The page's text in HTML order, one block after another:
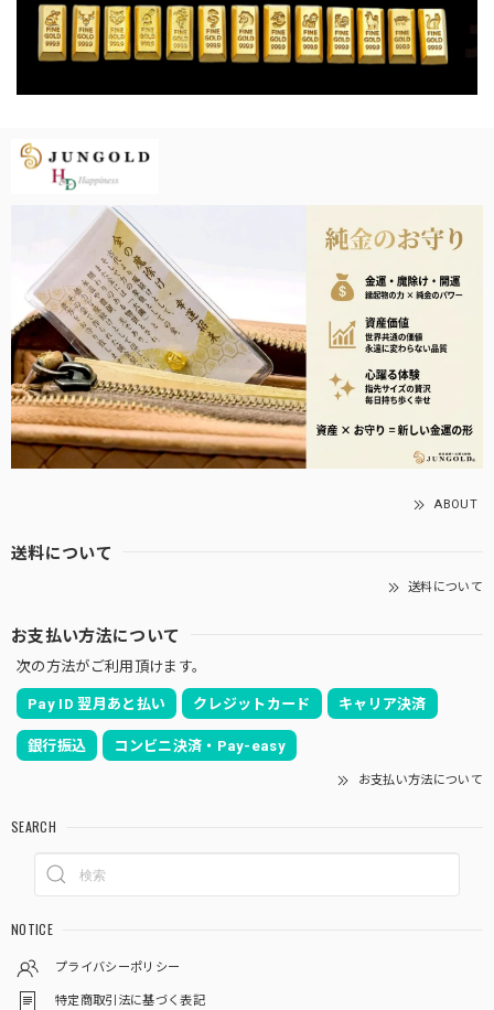
ABOUT
送料について
送料について
お支払い方法について
次の方法がご利用頂けます。
Pay ID 翌月あと払い クレジットカード キャリア決済
銀行振込 コンビニ決済・Pay-easy
お支払い方法について
SEARCH
NOTICE
プライバシーポリシー
特定商取引法に基づく表記